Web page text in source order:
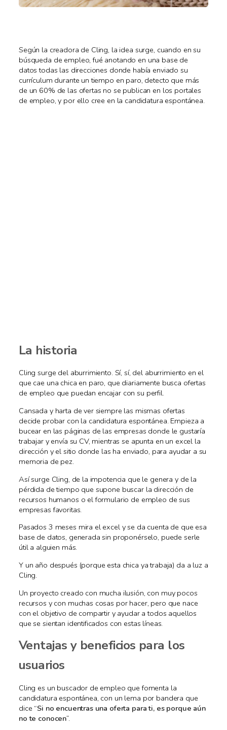
Según la creadora de Cling, la idea surge, cuando en su
búsqueda de empleo, fué anotando en una base de
datos todas las direcciones donde había enviado su
currículum durante un tiempo en paro, detecto que más
de un 60% de las ofertas no se publican en los portales
de empleo, y por ello cree en la candidatura espontánea.
La historia
Cling surge del aburrimiento. Sí, sí, del aburrimiento en el
que cae una chica en paro, que diariamente busca ofertas
de empleo que puedan encajar con su perfil.
Cansada y harta de ver siempre las mismas ofertas
decide probar con la candidatura espontánea. Empieza a
bucear en las páginas de las empresas donde le gustaría
trabajar y envía su CV, mientras se apunta en un excel la
dirección y el sitio donde las ha enviado, para ayudar a su
memoria de pez.
Así surge Cling, de la impotencia que le genera y de la
pérdida de tiempo que supone buscar la dirección de
recursos humanos o el formulario de empleo de sus
empresas favoritas.
Pasados 3 meses mira el excel y se da cuenta de que esa
base de datos, generada sin proponérselo, puede serle
útil a alguien más.
Y un año después (porque esta chica ya trabaja) da a luz a
Cling.
Un proyecto creado con mucha ilusión, con muy pocos
recursos y con muchas cosas por hacer, pero que nace
con el objetivo de compartir y ayudar a todos aquellos
que se sientan identificados con estas líneas.
Ventajas y beneficios para los
usuarios
Cling es un buscador de empleo que fomenta la
candidatura espontánea, con un lema por bandera que
dice “Si no encuentras una oferta para ti, es porque aún
no te conocen”.